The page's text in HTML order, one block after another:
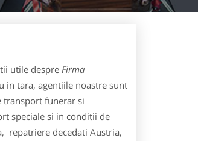
utile despreFirma
in tara, agentiile noastre sunt
transport funerar si
speciale si in conditii de
repatriere decedati Austria,